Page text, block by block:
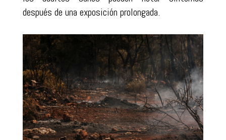
después de una exposición prolongada.